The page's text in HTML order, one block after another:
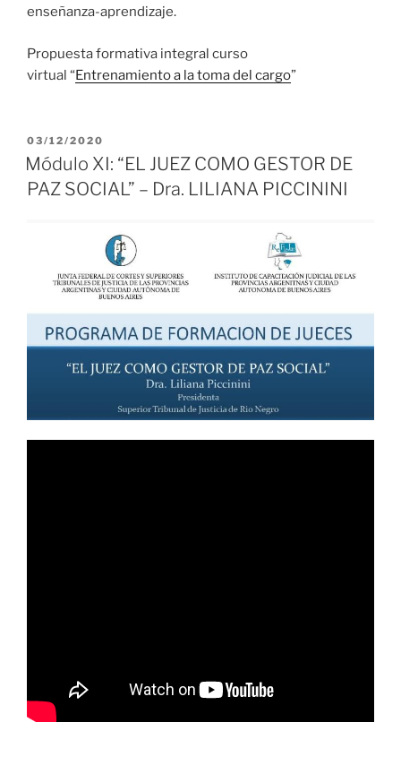
enseñanza-aprendizaje.
Propuesta formativa integral curso
virtual “Entrenamiento a la toma del cargo”
PUBLICADO
EL
03/12/2020
Módulo XI: “EL JUEZ COMO GESTOR DE
PAZ SOCIAL” – Dra. LILIANA PICCININI